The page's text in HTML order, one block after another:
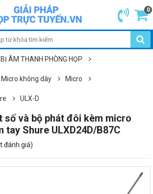
0
ÂM THANH PHÒNG HỌP
Micro không dây Micro
ULX-D
số và bộ phát đôi kèm micro
tay Shure ULXD24D/B87C
đánh giá)